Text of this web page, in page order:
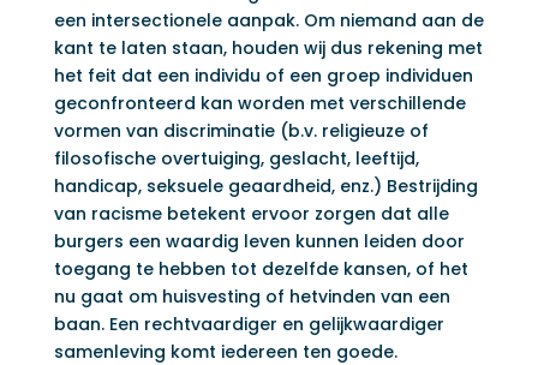
een intersectionele aanpak. Om niemand aan de
kant te laten staan, houden wij dus rekening met
het feit dat een individu of een groep individuen
geconfronteerd kan worden met verschillende
vormen van discriminatie (b.v. religieuze of
filosofische overtuiging, geslacht, leeftijd,
handicap, seksuele geaardheid, enz.) Bestrijding
van racisme betekent ervoor zorgen dat alle
burgers een waardig leven kunnen leiden door
toegang te hebben tot dezelfde kansen, of het
nu gaat om huisvesting of hetvinden van een
baan. Een rechtvaardiger en gelijkwaardiger
samenleving komt iedereen ten goede.